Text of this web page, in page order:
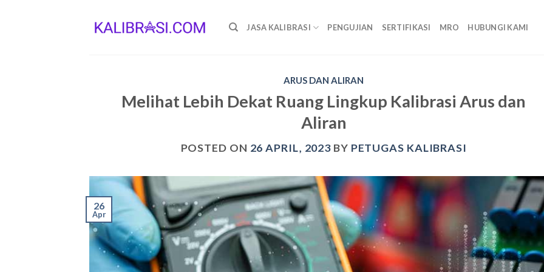
JASA KALIBRASI PENGUJIAN SERTIFIKASI MRO HUBUNGI KAMI
ARUS DAN ALIRAN
Melihat Lebih Dekat Ruang Lingkup Kalibrasi Arus dan
Aliran
POSTED ON 26 APRIL, 2023 BY PETUGAS KALIBRASI
26
Apr